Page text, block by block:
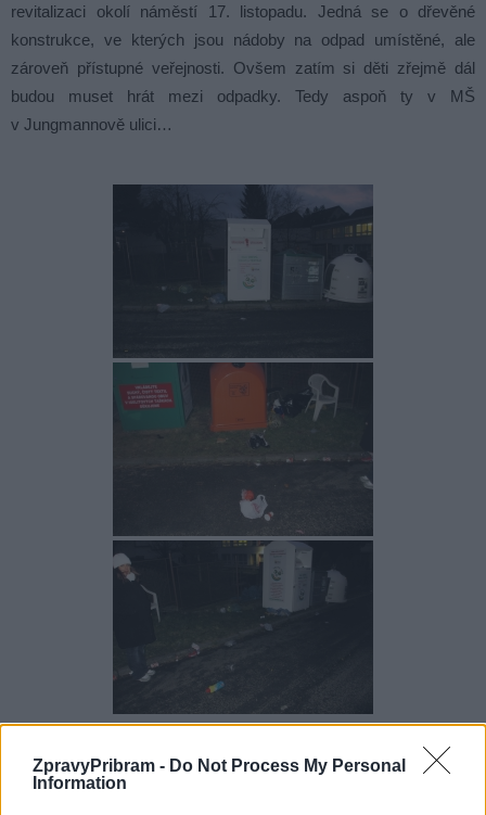
ZpravyPribram - Do Not Process My Personal
Information
revitalizaci okolí náměstí 17. listopadu. Jedná se o dřevěné
konstrukce, ve kterých jsou nádoby na odpad umístěné, ale
zároveň přístupné veřejnosti. Ovšem zatím si děti zřejmě dál
budou muset hrát mezi odpadky. Tedy aspoň ty v MŠ
v Jungmannově ulici…
[UKÁZAT PREZENTACI]